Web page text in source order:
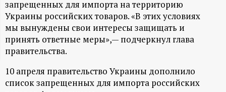
м
а
ц
запрещенных для импорта на территорию
Украины российских товаров. «В этих условиях
мы вынуждены свои интересы защищать и
принять ответные меры»,— подчеркнул глава
правительства.
10 апреля правительство Украины дополнило
список запрещенных для импорта российских